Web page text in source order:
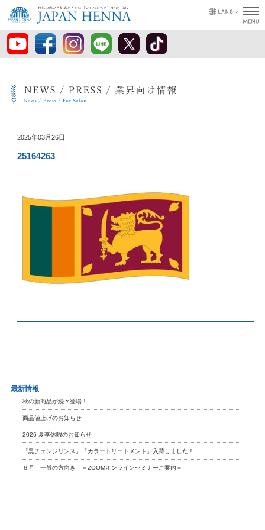
2025年03月26日
25164263
最新情報
秋の新商品が続々登場！
商品値上げのお知らせ
2026 夏季休暇のお知らせ
「黒チェンジリンス」「カラートリートメント」入荷しました！
６月 一般の方向き ＝ZOOMオンラインセミナーご案内＝